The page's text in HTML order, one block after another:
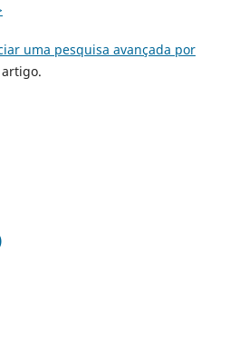
uma pesquisa avançada por